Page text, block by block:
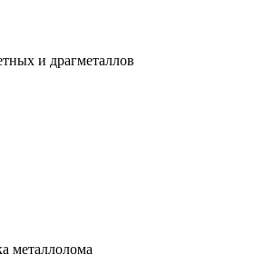
и драгметаллов
металлолома